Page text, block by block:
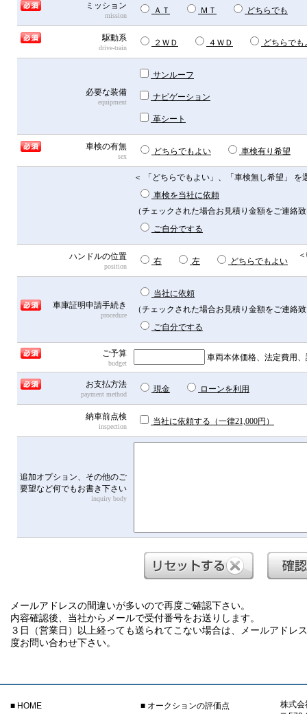
ミッション
mission
ＡＴ ＭＴ どちらでも
駆動系
drive-train
２ＷＤ ４ＷＤ どちらでも
必要な装備
equipment
サンルーフ
ナビゲーション
革シート
車検の有無
sex
どちらでもよい 車検有り希望
＜ 「どちらでもよい」、「車検無し希望」 を
車検を当社に依頼
（チェックされた場合お見積り金額をご連絡
ご自分でする
ハンドルの位置
position
右 左 どちらでもよい
車庫証明申請手続き
procedure
当社に依頼
（チェックされた場合お見積り金額をご連絡
ご自分でする
ご予算
budget
車両本体価格、法定費用
お支払方法
payment method
現金 ローンを利用
納車前点検
inspection
当社に依頼する（一律21,000円）
追加オプション、その他のご
要望など何でもお書き下さい
inquiry body
メールアドレスの間違いが多いので再度ご確認下さい。
内容確認後、当社からメールで受付番号をお送りします。
３日（営業日）以上経っても送られてこない場合は、メールアドレ
度お問い合わせ下さい。
■ HOME
■ オークションの評価点
株式会